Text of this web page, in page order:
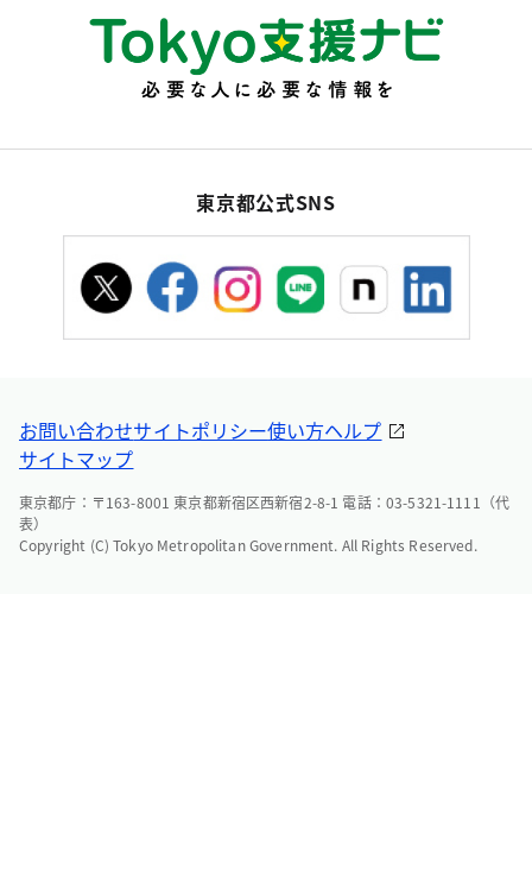
東京都公式SNS
お問い合わせサイトポリシー使い方ヘルプ
サイトマップ
東京都庁：〒163-8001 東京都新宿区西新宿2-8-1 電話：03-5321-1111（代
表）
Copyright (C) Tokyo Metropolitan Government. All Rights Reserved.